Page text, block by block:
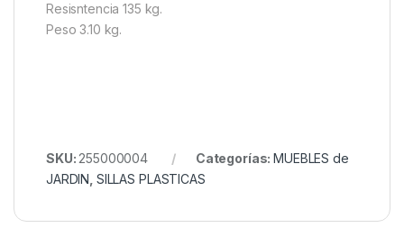
Resisntencia 135 kg.
Peso 3.10 kg.
SKU: 255000004 Categorías:MUEBLES de
JARDIN SILLAS PLASTICAS